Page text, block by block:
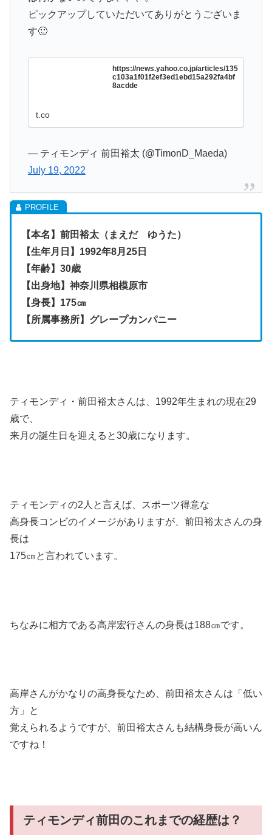
ピックアップしていただいてありがとうございま
す🙂
https://news.yahoo.co.jp/articles/135
c103a1f01f2ef3ed1ebd15a292fa4bf
8acdde
t.co
— ティモンディ 前田裕太 (@TimonD_Maeda)
July 19, 2022
【本名】前田裕太（まえだ ゆうた）
【生年月日】1992年8月25日
【年齢】30歳
【出身地】神奈川県相模原市
【身長】175㎝
【所属事務所】グレープカンパニー
ティモンディ・前田裕太さんは、1992年生まれの現在29
歳で、
来月の誕生日を迎えると30歳になります。
ティモンディの2人と言えば、スポーツ得意な
高身長コンビのイメージがありますが、前田裕太さんの身
長は
175㎝と言われています。
ちなみに相方である高岸宏行さんの身長は188㎝です。
高岸さんがかなりの高身長なため、前田裕太さんは「低い
方」と
覚えられるようですが、前田裕太さんも結構身長が高いん
ですね！
ティモンディ前田のこれまでの経歴は？